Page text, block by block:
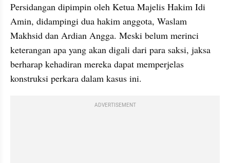
Persidangan dipimpin oleh Ketua Majelis Hakim Idi
Amin, didampingi dua hakim anggota, Waslam
Makhsid dan Ardian Angga. Meski belum merinci
keterangan apa yang akan digali dari para saksi, jaksa
berharap kehadiran mereka dapat memperjelas
konstruksi perkara dalam kasus ini.
ADVERTISEMENT